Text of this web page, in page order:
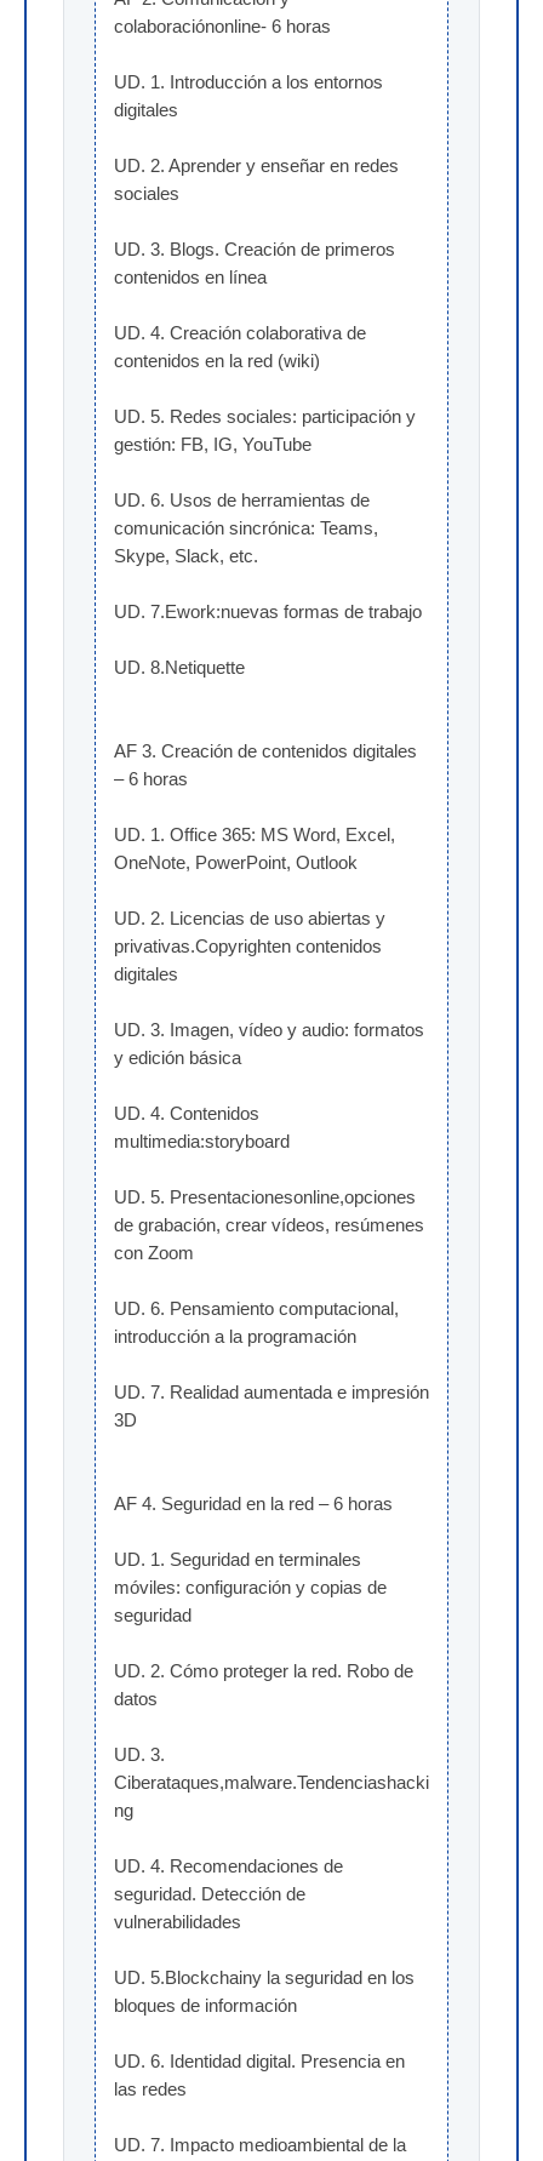
colaboraciónonline- 6 horas
UD. 1. Introducción a los entornos
digitales
UD. 2. Aprender y enseñar en redes
sociales
UD. 3. Blogs. Creación de primeros
contenidos en línea
UD. 4. Creación colaborativa de
contenidos en la red (wiki)
UD. 5. Redes sociales: participación y
gestión: FB, IG, YouTube
UD. 6. Usos de herramientas de
comunicación sincrónica: Teams,
Skype, Slack, etc.
UD. 7.Ework:nuevas formas de trabajo
UD. 8.Netiquette
AF 3. Creación de contenidos digitales
– 6 horas
UD. 1. Office 365: MS Word, Excel,
OneNote, PowerPoint, Outlook
UD. 2. Licencias de uso abiertas y
privativas.Copyrighten contenidos
digitales
UD. 3. Imagen, vídeo y audio: formatos
y edición básica
UD. 4. Contenidos
multimedia:storyboard
UD. 5. Presentacionesonline,opciones
de grabación, crear vídeos, resúmenes
con Zoom
UD. 6. Pensamiento computacional,
introducción a la programación
UD. 7. Realidad aumentada e impresión
3D
AF 4. Seguridad en la red – 6 horas
UD. 1. Seguridad en terminales
móviles: configuración y copias de
seguridad
UD. 2. Cómo proteger la red. Robo de
datos
UD. 3.
Ciberataques,malware.Tendenciashacki
ng
UD. 4. Recomendaciones de
seguridad. Detección de
vulnerabilidades
UD. 5.Blockchainy la seguridad en los
bloques de información
UD. 6. Identidad digital. Presencia en
las redes
UD. 7. Impacto medioambiental de la